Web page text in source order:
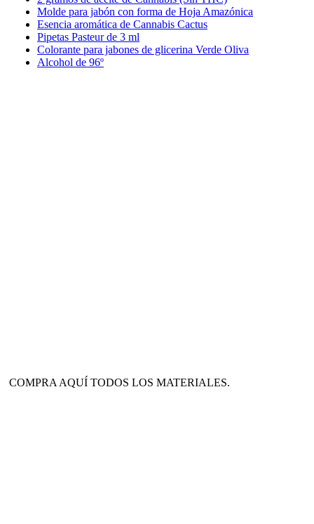
Molde para jabón con forma de Hoja Amazónica
Esencia aromática de Cannabis Cactus
Pipetas Pasteur de 3 ml
Colorante para jabones de glicerina Verde Oliva
Alcohol de 96º
COMPRA AQUÍ TODOS LOS MATERIALES.